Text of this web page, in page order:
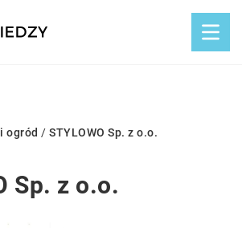
ogród / STYLOWO Sp. z o.o.
Sp. z o.o.